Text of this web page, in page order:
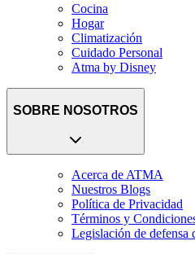
Cocina
Hogar
Climatización
Cuidado Personal
Atma by Disney
SOBRE NOSOTROS
Acerca de ATMA
Nuestros Blogs
Política de Privacidad
Términos y
Legislación de defensa